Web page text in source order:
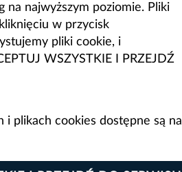
na najwyższym poziomie. Pliki
w przycisk
pliki cookie, i
WSZYSTKIE I PRZEJDŹ
plikach cookies dostępne są na